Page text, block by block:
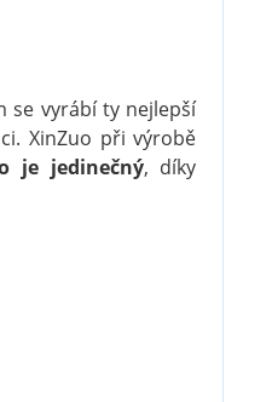
se vyrábí ty nejlepší
XinZuo při výrobě
je jedinečný, díky